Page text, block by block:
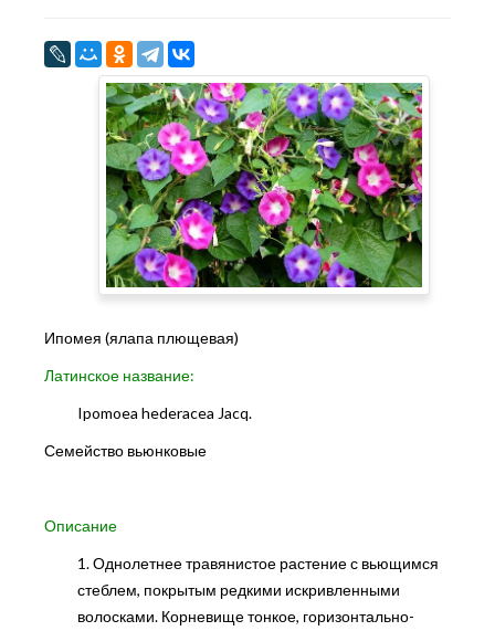
Ипомея (ялапа плющевая)
Латинское название:
Ipomoea hederacea Jacq.
Семейство вьюнковые
Описание
1. Однолетнее травянистое растение с вьющимся
стеблем, покрытым редкими искривленными
волосками. Корневище тонкое, горизонтально-